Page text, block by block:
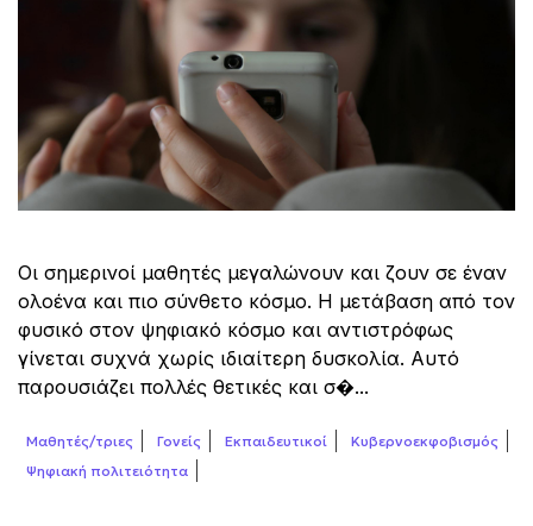
Οι σημερινοί μαθητές μεγαλώνουν και ζουν σε έναν
ολοένα και πιο σύνθετο κόσμο. Η μετάβαση από τον
φυσικό στον ψηφιακό κόσμο και αντιστρόφως
γίνεται συχνά χωρίς ιδιαίτερη δυσκολία. Αυτό
παρουσιάζει πολλές θετικές και σ�...
Μαθητές/τριες Γονείς Εκπαιδευτικοί
Κυβερνοεκφοβισμός
Ψηφιακή πολιτειότητα